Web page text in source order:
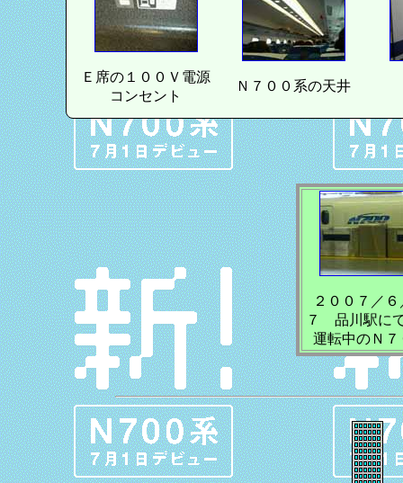
Ｅ席の１００Ｖ電源
コンセント
Ｎ７００系の天井
２００７／
７ 品川駅に
運転中のＮ７